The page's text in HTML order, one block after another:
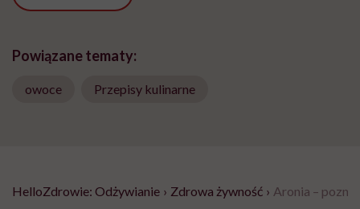
Powiązane tematy:
owoce Przepisy kulinarne
HelloZdrowie: Odżywianie › Zdrowa żywność › Aronia –